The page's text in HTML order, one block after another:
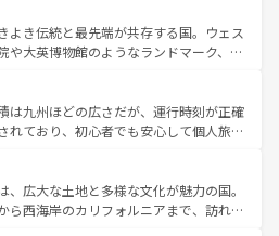
の発祥地であるランス、プロヴァンスの
ー畑など、多彩な楽しみ方が可能だ。さ
地域にも魅力が溢れており、どの街角に
ぶとそれぞれで全く異なる文化を体験で
だろう。 なお、新着のフランス情報はコンテンツ一覧
。
、どこを歩いても飽きることがない。ベ
気、バイエルン州のアルプスの絶景、そ
のワイン畑といった風景は必見。ビール
ひ体験してほしい。 なお、新着の
テンツ一覧を参照してほしい。
よき伝統と最先端が共存する国。ウェス
や大英博物館のようなランドマーク、歴
魅力がある。また、優雅なアフタヌーン
きにはたまらない英国パブ、サッカー観
らこそできる体験も豊富。イギリスを旅
てほしい。
は九州ほどの広さだが、運行時刻が正確
れており、初心者でも安心して個人旅行
残る町や、スイスならではのユニークな
ルプス観光だけでなく町歩きも満喫する
民の所得が高いため物価も高いが、旅行
、広大な土地と多様な文化が魅力の国。
ら西海岸のカリフォルニアまで、訪れる